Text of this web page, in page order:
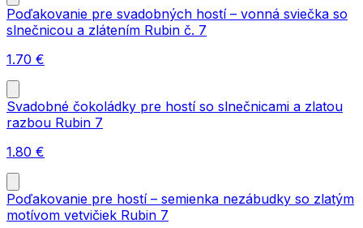
Poďakovanie pre svadobných hostí – vonná sviečka so
slnečnicou a zlátením Rubin č. 7
1.70 €
Svadobné čokoládky pre hostí so slnečnicami a zlatou
razbou Rubin 7
1.80 €
Poďakovanie pre hostí – semienka nezábudky so zlatým
motívom vetvičiek Rubin 7